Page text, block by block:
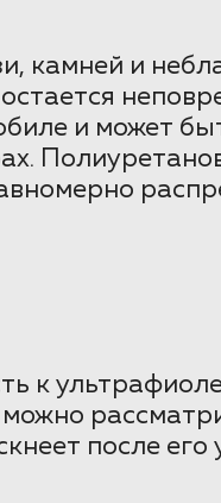
камней и
и может
к
после его